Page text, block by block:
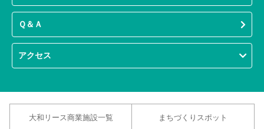
Ｑ＆Ａ
アクセス
大和リース商業施設一覧 まちづくりスポット